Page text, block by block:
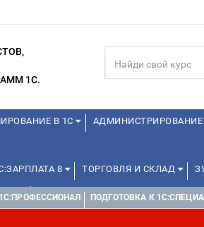
1С.
В 1С АДМИНИСТРИРОВАНИЕ
8 ТОРГОВЛЯ И СКЛАД
WEB, JAVA И ANDROID
ПОДГОТОВКА К